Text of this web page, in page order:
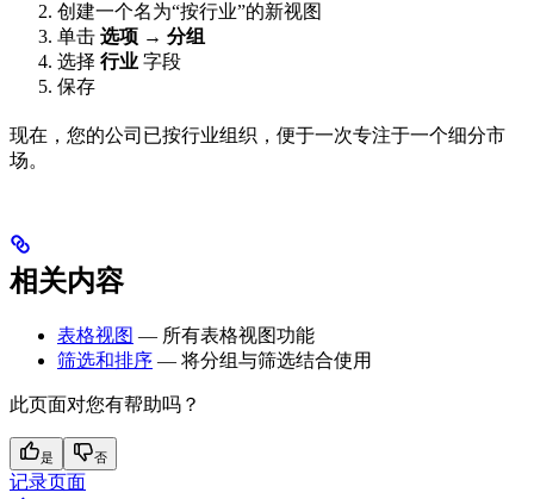
创建一个名为“按行业”的新视图
单击 选项 → 分组
选择 行业 字段
保存
现在，您的公司已按行业组织，便于一次专注于一个细分市
场。
相关内容
表格视图 — 所有表格视图功能
筛选和排序 — 将分组与筛选结合使用
此页面对您有帮助吗？
是 否
记录页面